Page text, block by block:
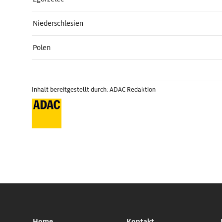
Niederschlesien
Polen
Inhalt bereitgestellt durch: ADAC Redaktion